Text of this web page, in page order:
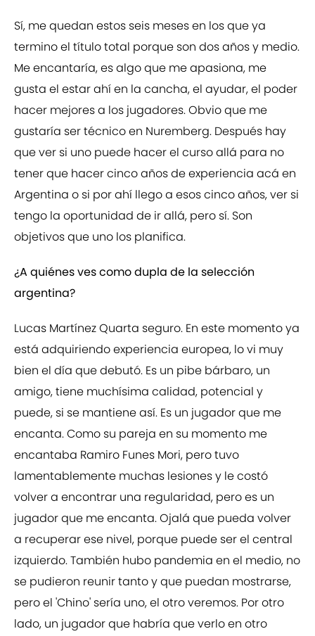
Sí, me quedan estos seis meses en los que ya
termino el título total porque son dos años y medio.
Me encantaría, es algo que me apasiona, me
gusta el estar ahí en la cancha, el ayudar, el poder
hacer mejores a los jugadores. Obvio que me
gustaría ser técnico en Nuremberg. Después hay
que ver si uno puede hacer el curso allá para no
tener que hacer cinco años de experiencia acá en
Argentina o si por ahí llego a esos cinco años, ver si
tengo la oportunidad de ir allá, pero sí. Son
objetivos que uno los planifica.
¿A quiénes ves como dupla de la selección
argentina?
Lucas Martínez Quarta seguro. En este momento ya
está adquiriendo experiencia europea, lo vi muy
bien el día que debutó. Es un pibe bárbaro, un
amigo, tiene muchísima calidad, potencial y
puede, si se mantiene así. Es un jugador que me
encanta. Como su pareja en su momento me
encantaba Ramiro Funes Mori, pero tuvo
lamentablemente muchas lesiones y le costó
volver a encontrar una regularidad, pero es un
jugador que me encanta. Ojalá que pueda volver
a recuperar ese nivel, porque puede ser el central
izquierdo. También hubo pandemia en el medio, no
se pudieron reunir tanto y que puedan mostrarse,
pero el 'Chino' sería uno, el otro veremos. Por otro
lado, un jugador que habría que verlo en otro